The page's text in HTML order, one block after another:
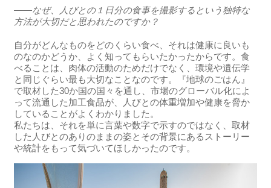
――なぜ、人びとの１日分の食事を撮影するという独特な
方法が大切だと思われたのですか？
自分がどんなものをどのくらい食べ、それは健康に良いも
のなのかどうか、よく知ってもらいたかったからです。食
べることは、肉体の活動のためだけでなく、環境や遺伝学
と同じぐらい最も大切なことなのです。『地球のごはん』
で取材した30か国の国々を通し、市場のグローバル化によ
って流通した加工食品が、人びとの体重増加や健康を脅か
していることがよくわかりました。
私たちは、それを単に言葉や数字で示すのではなく、取材
した人びとのありのままの姿とその背景にあるストーリー
や統計をもって気づいてほしかったのです。